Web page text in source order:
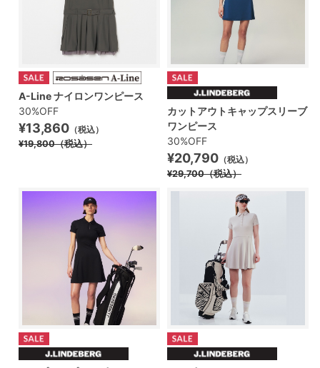
A-Line ナイロンワンピース
30%OFF
¥13,860 （税込）
¥19,800（税込）
カットアウトキャップスリーブ
ワンピース
30%OFF
¥20,790 （税込）
¥29,700（税込）